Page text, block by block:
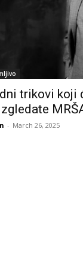
trikovi koji
- March 26, 2025